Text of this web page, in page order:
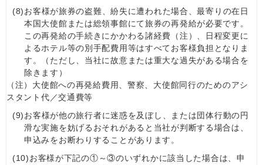
(8)お客様が旅券の盗難、紛失に遭われた場合、最寄りの在日
本国大使館または総領事館にて旅券の再発給が必要です。
この再発給の手続きにかかわる諸経費（注）、日程変更に
よるホテル等の別手配費用等はすべてお客様負担となりま
す。（ただし、当社に故意または重大な過失がある場合を
除きます）
（注）大使館への再発給費用、警察、大使館同行のためのアシ
スタント代／交通費等
(9)お客様が他の旅行者に迷惑を及ぼし、または団体行動の円
滑な実施を妨げるおそれがあると当社が判断する場合は、
申込みをお断わりすることがあります。
(10)お客様が下記の①～③のいずれかに該当した場合は、申